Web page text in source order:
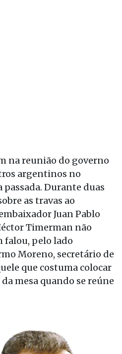
na reunião do governo
argentinos no
Durante duas
as travas ao
Juan Pablo
Timerman não
falou, pelo lado
Moreno, secretário de
que costuma colocar
mesa quando se reúne